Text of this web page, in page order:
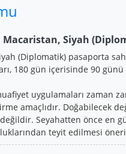
Macaristan, Siyah
(Diplomatik) pasaporta
180 gün içerisinde 90
uygulamaları zaman
amaçlıdır. Doğabilecek
Seyahatten önce en
teyit edilmesi